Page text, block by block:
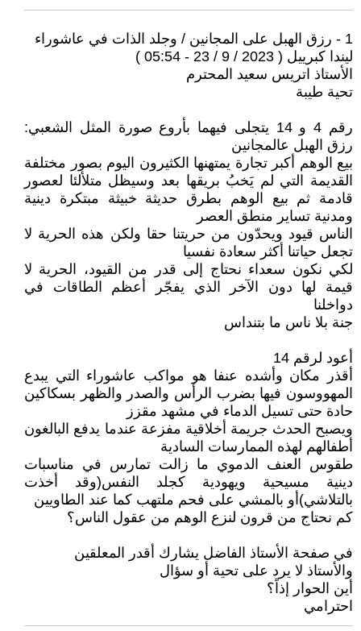
1 - رزق الهبل على المجانين / وجلد الذات في عاشوراء
ليندا كبرييل ( 2023 / 9 / 23 - 05:54 )
الأستاذ اتريس سعيد المحترم
تحية طيبة
رقم 4 و 14 يتجلى فيهما بأروع صورة المثل الشعبي:
رزق الهبل عالمجانين
بيع الوهم أكبر تجارة يمتهنها الكثيرون اليوم بصور مختلفة
القديمة التي لم يَخبُ بريقها بعد وسيظل متلألئا لعصور
قادمة ثم بيع الوهم بطرق حديثة خبيثة مبتكرة دينية
ومدنية تساير منطق العصر
الناس قيود ويحدّون من حريتنا حقا ولكن هذه الحرية لا
تجعل حياتنا أكثر سعادة نفسيا
لكي نكون سعداء نحتاج إلى قدر من القيود، الحرية لا
قيمة لها دون الآخر الذي يفجّر أعظم الطاقات في
دواخلنا
جنة بلا ناس ما بتنداس
أعود لرقم 14
أقذر مكان وأشده عنفا هو مواكب عاشوراء التي يبدع
المهووسون فيها بضرب الرأس والصدر والظهر بسكاكين
حادة حتى تسيل الدماء في مشهد مقزز
ويصبح الحدث جريمة أخلاقية مفزعة عندما يدفع البالغون
أطفالهم لهذه الممارسات السادية
طقوس العنف الدموي ما زالت تمارس في مناسبات
دينية مسيحية ويهودية كجلد النفس(وقد أخذت
بالتلاشي)أو بالمشي على فحم ملتهب كما عند الطاويين
كم نحتاج من قرون لنزع الوهم من عقول الناس؟
في صفحة الأستاذ الفاضل يشارك أقدر المعلقين
والأستاذ لا يرد على تحية أو سؤال
أين الحوار إذاً؟
احترامي